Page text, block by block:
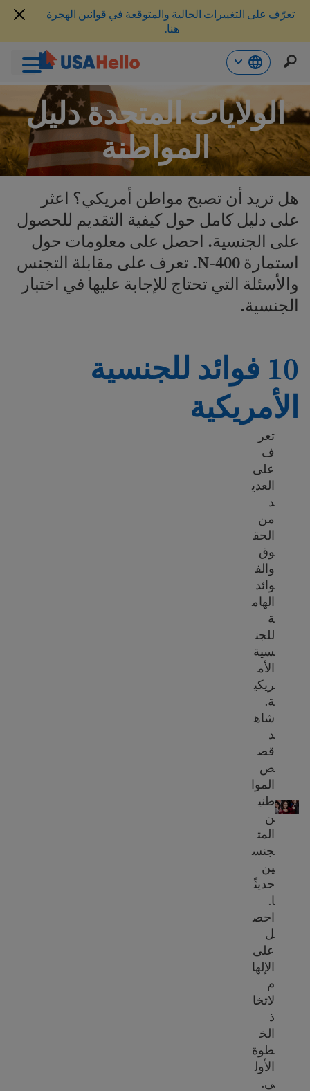
تخطي
إلى
المحتوى
تعرّف على التغييرات الحالية والمتوقعة في قوانين الهجرة
هنا.
الولايات المتحدة دليل
المواطنة
هل تريد أن تصبح مواطن أمريكي؟ اعثر
على دليل كامل حول كيفية التقديم للحصول
على الجنسية. احصل على معلومات حول
استمارة N-400. تعرف على مقابلة التجنس
والأسئلة التي تحتاج للإجابة عليها في اختبار
الجنسية.
10 فوائد للجنسية
الأمريكية
تعر
ف
على
العدي
د
من
الحق
وق
والف
وائد
الهام
ة
للجن
سية
الأم
ريكي
ة.
شاه
د
قص
ص
الموا
طني
ن
المت
جنس
ين
حديثً
ا.
احص
ل
على
الإلها
م
لاتخا
ذ
الخ
طوة
الأول
ى.